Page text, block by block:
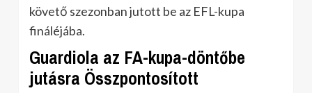
követő szezonban jutott be az EFL-kupa
fináléjába.
Guardiola az FA-kupa-döntőbe
jutásra Összpontosított